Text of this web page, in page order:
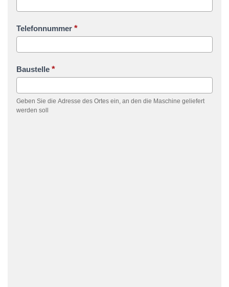
Telefonnummer *
Baustelle *
Geben Sie die Adresse des Ortes ein, an den die Maschine geliefert
werden soll